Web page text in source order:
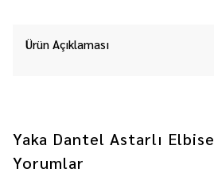
Ürün Açıklaması
Yaka Dantel Astarlı Elbise
Yorumlar